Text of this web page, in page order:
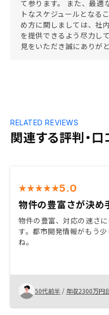
て参ります。 また、最適
トなスケジュールとなる
め方に関しましては、社
を提供できるよう尽力し
見をいただき誠にありが
関連する評判・口
RELATED REVIEWS
5.0
物件の豊富さが決め
物件の豊富、対応の速さ
す。都市開発情報がもう
ね。
50代前半 / 年収2300万円